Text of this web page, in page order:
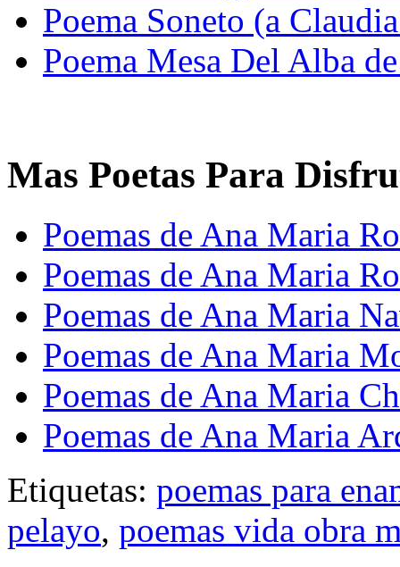
Poema Soneto (a
Poema Mesa Del Alba
Mas Poetas Para
Poemas de Ana Maria
Poemas de Ana Maria
Poemas de Ana Maria
Poemas de Ana Maria
Poemas de Ana Maria
Poemas de Ana Maria
Etiquetas: poemas para
pelayo, poemas vida obra